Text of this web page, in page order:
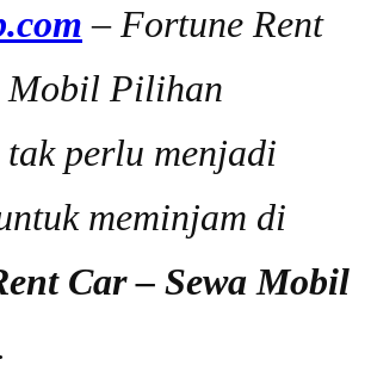
– Fortune Rent
Mobil Pilihan
perlu menjadi
meminjam di
Car – Sewa Mobil